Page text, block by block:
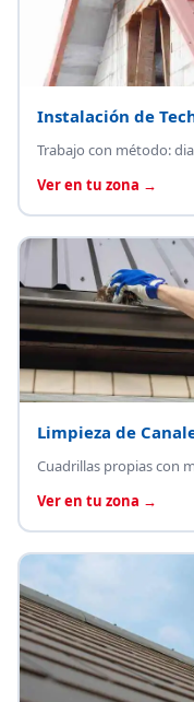
Instalación de
Trabajo con método:
Ver en tu zona →
Limpieza de
Cuadrillas propias con
Ver en tu zona →